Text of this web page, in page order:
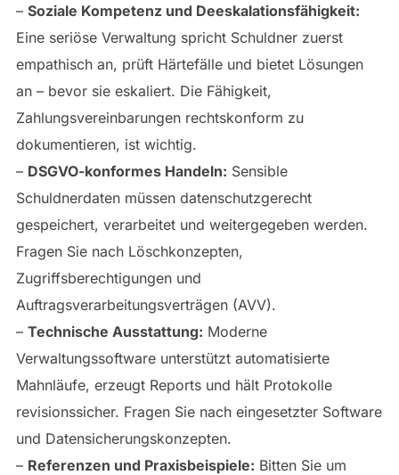
– Soziale Kompetenz und Deeskalationsfähigkeit:
Eine seriöse Verwaltung spricht Schuldner zuerst
empathisch an, prüft Härtefälle und bietet Lösungen
an – bevor sie eskaliert. Die Fähigkeit,
Zahlungsvereinbarungen rechtskonform zu
dokumentieren, ist wichtig.
– DSGVO-konformes Handeln: Sensible
Schuldnerdaten müssen datenschutzgerecht
gespeichert, verarbeitet und weitergegeben werden.
Fragen Sie nach Löschkonzepten,
Zugriffsberechtigungen und
Auftragsverarbeitungsverträgen (AVV).
– Technische Ausstattung: Moderne
Verwaltungssoftware unterstützt automatisierte
Mahnläufe, erzeugt Reports und hält Protokolle
revisionssicher. Fragen Sie nach eingesetzter Software
und Datensicherungskonzepten.
– Referenzen und Praxisbeispiele: Bitten Sie um